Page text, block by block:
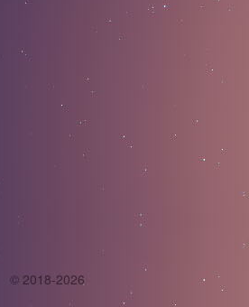
© 2018-2026